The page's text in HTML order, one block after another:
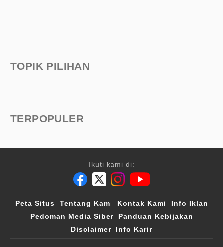
TOPIK PILIHAN
TERPOPULER
Ikuti kami di:
Peta Situs Tentang Kami Kontak Kami
Info Iklan
Pedoman Media Siber
Panduan Kebijakan
Disclaimer
Info Karir